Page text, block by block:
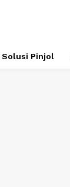
Solusi Pinjol